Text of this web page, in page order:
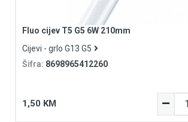
Fluo cijev T5 G5 6W 210mm
Cijevi - grlo G13 G5
Šifra: 8698965412260
1,50 KM